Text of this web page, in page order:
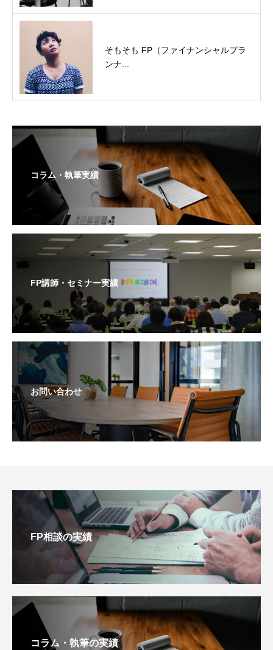
そもそも FP（ファイナンシャルプラ
ンナ...
コラム・執筆実績
FP講師・セミナー実績
お問い合わせ
FP相談の実績
コラム・執筆の実績